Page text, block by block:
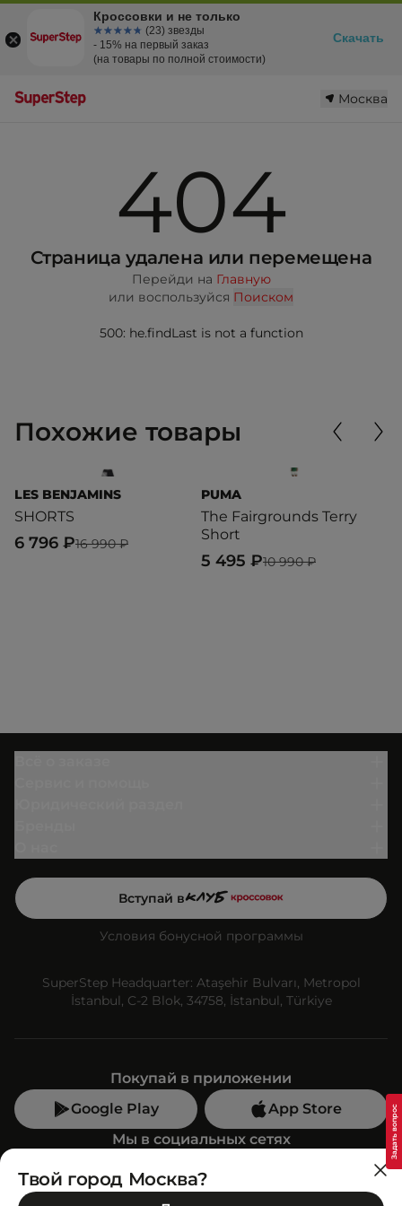
Москва
404
Страница удалена или перемещена
Перейди на Главную
или воспользуйся Поиском
500: he.findLast is not a function
Похожие товары
LES BENJAMINS
SHORTS
16 990 ₽
6 796 ₽
PUMA
The Fairgrounds Terry
Short
10 990 ₽
5 495 ₽
Вступай в
Условия бонусной программы
SuperStep Headquarter: Ataşehir Bulvarı, Metropol
İstanbul, C-2 Blok, 34758, İstanbul, Türkiye
Покупай в приложении
Google Play
App Store
Мы в социальных сетях
Позвони нам
Твой город Москва?
Кроссовки и не только
☆☆☆☆☆
★★★★★ (23) звезды
- 15% на первый заказ
(на товары по полной стоимости)
Скачать